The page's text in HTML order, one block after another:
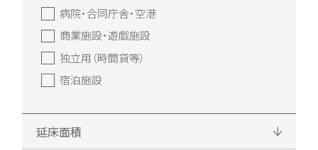
病院・合同庁舎・空港
商業施設・遊戯施設
独立用（時間貸等）
宿泊施設
延床面積